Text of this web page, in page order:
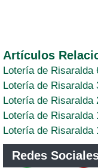
Artículos
Lotería de Risaralda
Lotería de Risaralda
Lotería de Risaralda
Lotería de Risaralda
Lotería de Risaralda
Redes